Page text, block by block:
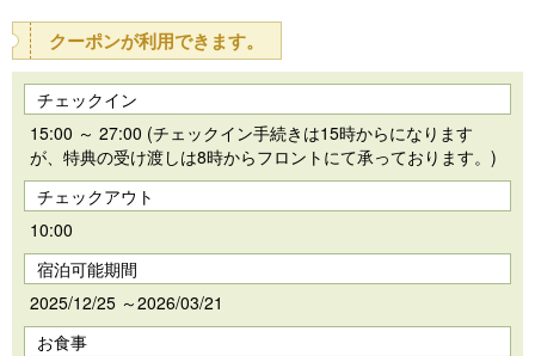
クーポンが利用できます。
チェックイン
15:00 ～ 27:00 (チェックイン手続きは15時からになります
が、特典の受け渡しは8時からフロントにて承っております。)
チェックアウト
10:00
宿泊可能期間
2025/12/25 ～2026/03/21
お食事